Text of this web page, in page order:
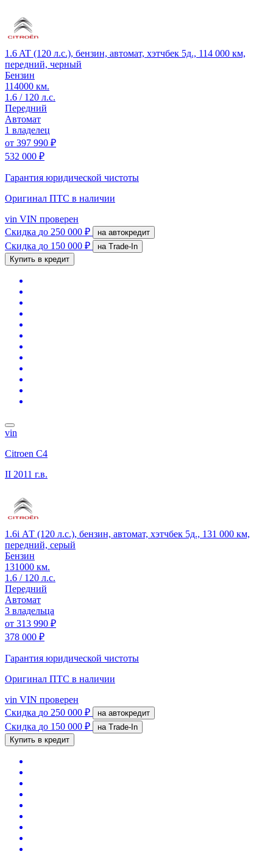
1.6 AT (120 л.с.), бензин, автомат, хэтчбек 5д., 114 000 км,
передний, черный
Бензин
114000 км.
1.6 / 120 л.с.
Передний
Автомат
1 владелец
от 397 990 ₽
532 000 ₽
Гарантия юридической чистоты
Оригинал ПТС в наличии
vin VIN проверен
Скидка до 250 000 ₽ на автокредит
Скидка до 150 000 ₽
на Trade-In
Купить в кредит
vin
Citroen C4
II 2011 г.в.
1.6i АТ (120 л.с.), бензин, автомат, хэтчбек 5д., 131 000 км,
передний, серый
Бензин
131000 км.
1.6 / 120 л.с.
Передний
Автомат
3 владельца
от 313 990 ₽
378 000 ₽
Гарантия юридической чистоты
Оригинал ПТС в наличии
vin VIN проверен
Скидка до 250 000 ₽ на автокредит
Скидка до 150 000 ₽
на Trade-In
Купить в кредит